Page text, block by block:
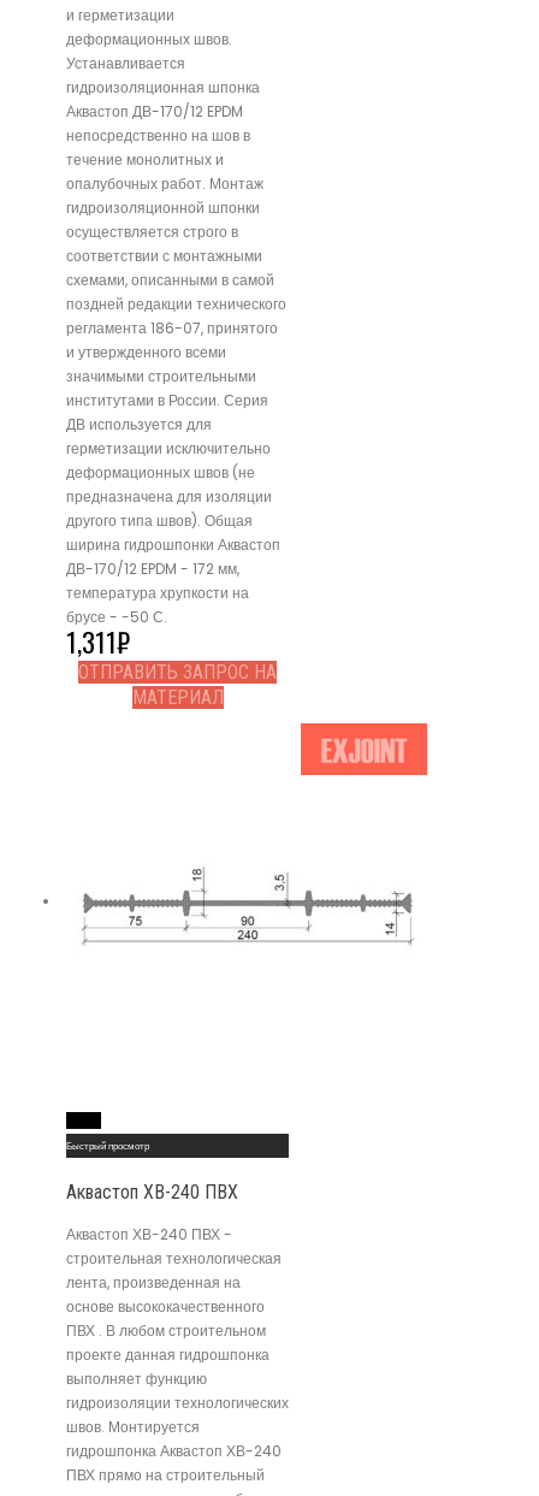
и герметизации
деформационных швов.
Устанавливается
гидроизоляционная шпонка
Аквастоп ДВ-170/12 EPDM
непосредственно на шов в
течение монолитных и
опалубочных работ. Монтаж
гидроизоляционной шпонки
осуществляется строго в
соответствии с монтажными
схемами, описанными в самой
поздней редакции технического
регламента 186-07, принятого
и утвержденного всеми
значимыми строительными
институтами в России. Серия
ДВ используется для
герметизации исключительно
деформационных швов (не
предназначена для изоляции
другого типа швов). Общая
ширина гидрошпонки Аквастоп
ДВ-170/12 EPDM - 172 мм,
температура хрупкости на
брусе - -50 С.
1,311₽
ОТПРАВИТЬ ЗАПРОС НА
МАТЕРИАЛ
Быстрый просмотр
Аквастоп ХВ-240 ПВХ
Аквастоп ХВ-240 ПВХ -
строительная технологическая
лента, произведенная на
основе высококачественного
ПВХ . В любом строительном
проекте данная гидрошпонка
выполняет функцию
гидроизоляции технологических
швов. Монтируется
гидрошпонка Аквастоп ХВ-240
ПВХ прямо на строительный